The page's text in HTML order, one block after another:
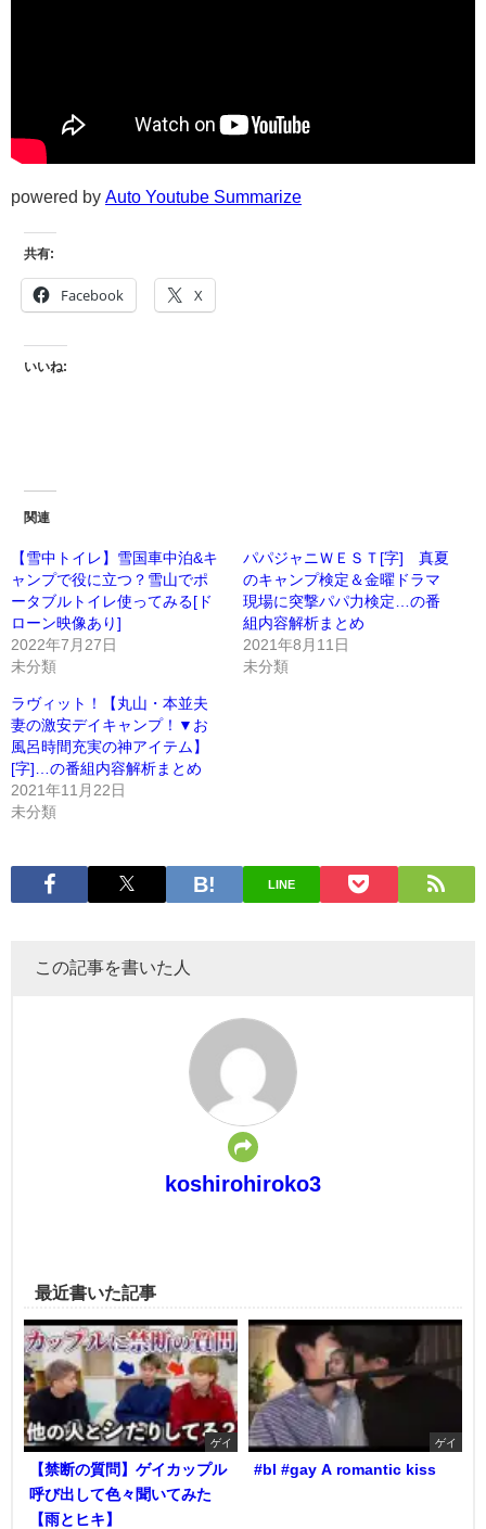
powered by Auto Youtube Summarize
共有:
Facebook X
いいね:
関連
【雪中トイレ】雪国車中泊&キ
ャンプで役に立つ？雪山でポ
ータブルトイレ使ってみる[ド
ローン映像あり]
2022年7月27日
未分類
パパジャニＷＥＳＴ[字] 真夏
のキャンプ検定＆金曜ドラマ
現場に突撃パパ力検定…の番
組内容解析まとめ
2021年8月11日
未分類
ラヴィット！【丸山・本並夫
妻の激安デイキャンプ！▼お
風呂時間充実の神アイテム】
[字]…の番組内容解析まとめ
2021年11月22日
未分類
LINE
この記事を書いた人
koshirohiroko3
最近書いた記事
ゲイ
【禁断の質問】ゲイカップル
呼び出して色々聞いてみた
【雨とヒキ】
ゲイ
#bl #gay A romantic kiss